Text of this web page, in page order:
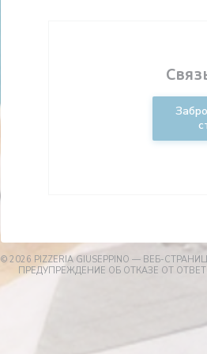
© 2026 PIZZERIA GIUSEPPINO — ВЕБ-
ПРЕДУПРЕЖДЕНИЕ ОБ ОТКАЗЕ ОТ